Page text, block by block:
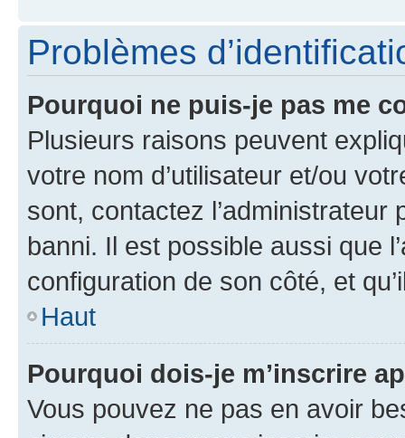
Problèmes
Pourquoi ne puis-je pas me
Plusieurs raisons peuvent
votre nom d’utilisateur et/ou
sont, contactez l’administrateur
banni. Il est possible aussi que
configuration de son côté, et
Haut
Pourquoi dois-je m’inscrire
Vous pouvez ne pas en avoir